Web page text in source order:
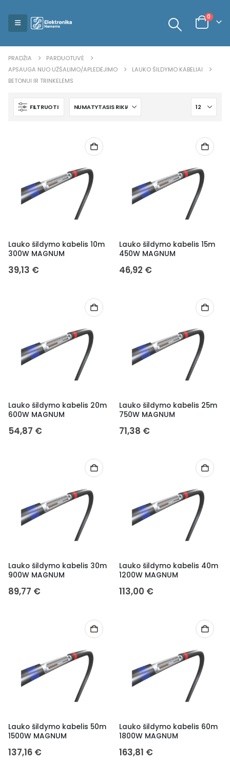
0
PRADŽIA
PARDUOTUVĖ
APSAUGA NUO UŽŠALIMO/APLEDĖJIMO
LAUKO ŠILDYMO KABELIAI
BETONUI IR TRINKELĖMS
FILTRUOTI
Lauko šildymo kabelis 10m
300W MAGNUM
39,13 €
Lauko šildymo kabelis 15m
450W MAGNUM
46,92 €
Lauko šildymo kabelis 20m
600W MAGNUM
54,87 €
Lauko šildymo kabelis 25m
750W MAGNUM
71,38 €
Lauko šildymo kabelis 30m
900W MAGNUM
89,77 €
Lauko šildymo kabelis 40m
1200W MAGNUM
113,00 €
Lauko šildymo kabelis 50m
1500W MAGNUM
137,16 €
Lauko šildymo kabelis 60m
1800W MAGNUM
163,81 €